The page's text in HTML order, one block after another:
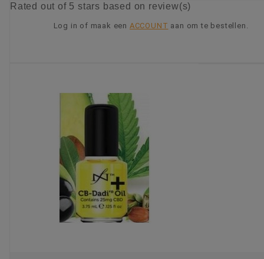
Rated out of 5 stars based on review(s)
Log in of maak een ACCOUNT aan om te bestellen.